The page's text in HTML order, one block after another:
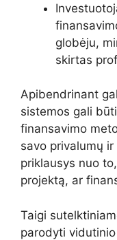
globėju,
skirtas
Apibendrinant
sistemos gali
finansavimo
savo privalumų
priklausys nuo
projektą, ar
Taigi
parodyti